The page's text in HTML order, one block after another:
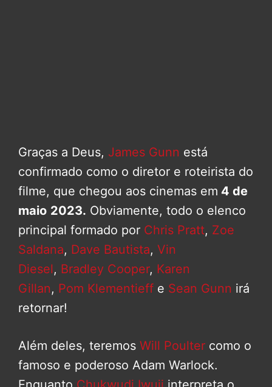
Graças a Deus, James Gunn está
confirmado como o diretor e roteirista do
filme, que chegou aos cinemas em 4 de
maio 2023. Obviamente, todo o elenco
principal formado por Chris Pratt, Zoe
Saldana, Dave Bautista, Vin
Diesel, Bradley Cooper, Karen
Gillan, Pom Klementieff e Sean Gunn irá
retornar!
Além deles, teremos Will Poulter como o
famoso e poderoso Adam Warlock.